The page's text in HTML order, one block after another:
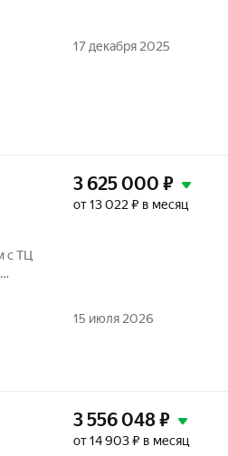
17 декабря 2025
3 625 000 ₽
от 13 022 ₽ в месяц
15 июля 2026
3 556 048₽
от 14 903 ₽ в месяц